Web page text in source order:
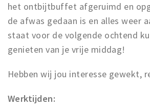
het ontbijtbuffet afgeruimd en
de afwas gedaan is en alles weer
staat voor de volgende ochtend
genieten van je vrije middag!
Hebben wij jou interesse gewekt,
Werktijden: